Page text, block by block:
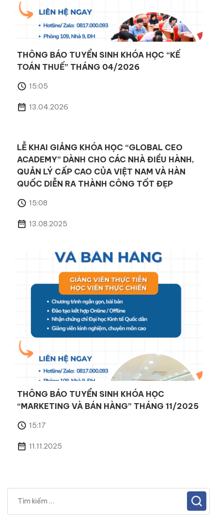
THÔNG BÁO TUYỂN SINH KHÓA HỌC “KẾ
TOÁN THUẾ” THÁNG 04/2026
15:05
13.04.2026
LỄ KHAI GIẢNG KHÓA HỌC “GLOBAL CEO
ACADEMY” DÀNH CHO CÁC NHÀ ĐIỀU HÀNH,
QUẢN LÝ CẤP CAO CỦA VIỆT NAM VÀ HÀN
QUỐC DIỄN RA THÀNH CÔNG TỐT ĐẸP
15:08
13.08.2025
THÔNG BÁO TUYỂN SINH KHÓA HỌC
“MARKETING VÀ BÁN HÀNG” THÁNG 11/2025
15:17
11.11.2025